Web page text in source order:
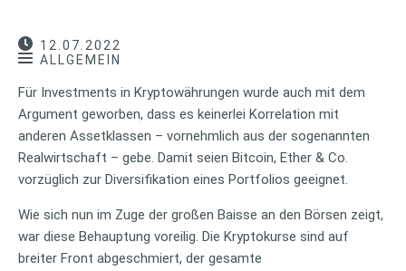
12.07.2022
ALLGEMEIN
Für Investments in Kryptowährungen wurde auch mit dem
Argument geworben, dass es keinerlei Korrelation mit
anderen Assetklassen – vornehmlich aus der sogenannten
Realwirtschaft – gebe. Damit seien Bitcoin, Ether & Co.
vorzüglich zur Diversifikation eines Portfolios geeignet.
Wie sich nun im Zuge der großen Baisse an den Börsen zeigt,
war diese Behauptung voreilig. Die Kryptokurse sind auf
breiter Front abgeschmiert, der gesamte